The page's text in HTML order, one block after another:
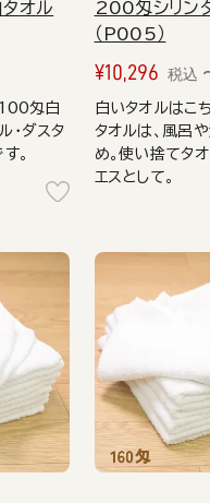
オル
匁白
・ダスタ
。
200匁シリン
（P005）
¥10,296 税込
白いタオルはこ
タオルは、風呂
め。使い捨てタオ
エスとして。